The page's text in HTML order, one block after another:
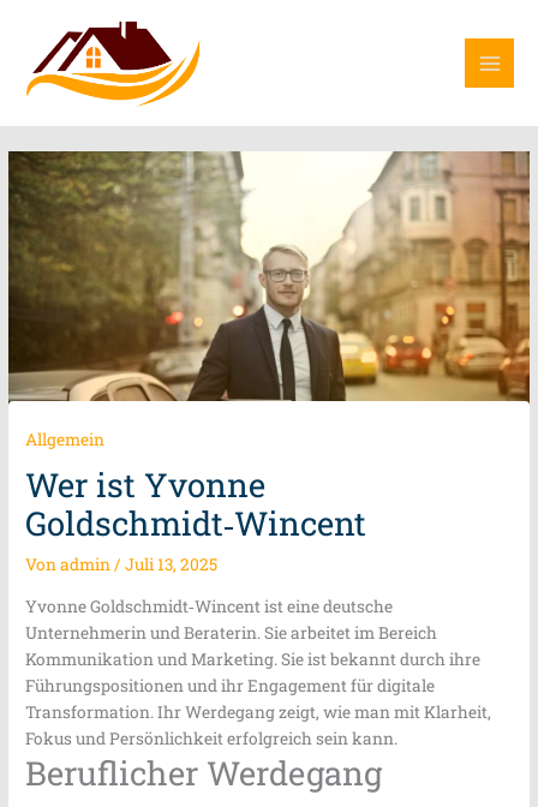
springen
Allgemein
Wer ist Yvonne
Goldschmidt‑Wincent
Vonadmin/Juli 13, 2025
Yvonne Goldschmidt‑Wincent ist eine deutsche
Unternehmerin und Beraterin. Sie arbeitet im Bereich
Kommunikation und Marketing. Sie ist bekannt durch ihre
Führungspositionen und ihr Engagement für digitale
Transformation. Ihr Werdegang zeigt, wie man mit Klarheit,
Fokus und Persönlichkeit erfolgreich sein kann.
Beruflicher Werdegang